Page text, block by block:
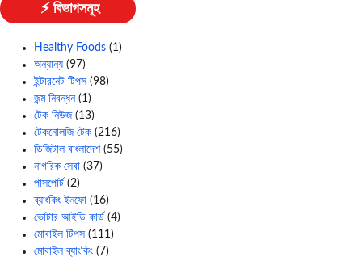
⚡ বিভাগসমূহ
Healthy Foods (1)
অন্যান্য (97)
ইন্টারনেট টিপস (98)
জন্ম নিবন্ধন(1)
টেক নিউজ(13)
টেকনোলজি টেক (216)
ডিজিটাল বাংলাদেশ(55)
নাগরিক সেবা (37)
পাসপোর্ট (2)
ব্যাংকিং ইনফো (16)
ভোটার আইডি কার্ড (4)
মোবাইল টিপস (111)
মোবাইল ব্যাংকিং (7)